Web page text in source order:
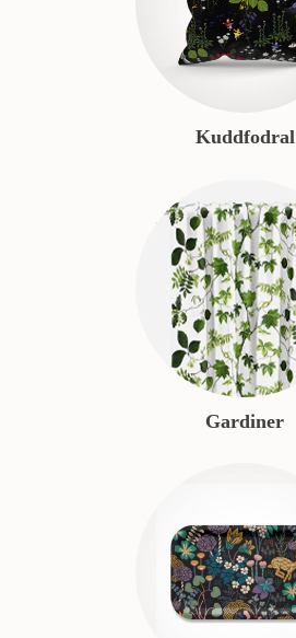
Kuddfodral
Gardiner